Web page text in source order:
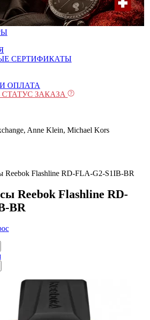
СЕРТИФИКАТЫ
ОПЛАТА
ЗАКАЗА
Anne Klein, Michael Kors
Reebok Flashline RD-FLA-G2-S1IB-BR
Reebok Flashline RD-
BR